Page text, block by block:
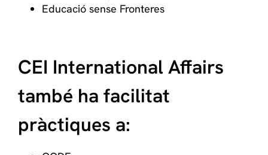
Educació sense Fronteres
CEI International Affairs
també ha facilitat
pràctiques a: